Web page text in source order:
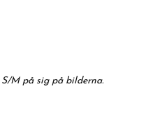
M på sig på bilderna.